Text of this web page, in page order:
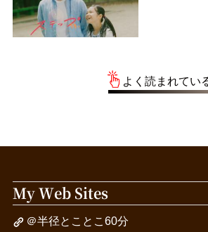
よく読まれてい
My Web Sites
＠半径とことこ60分